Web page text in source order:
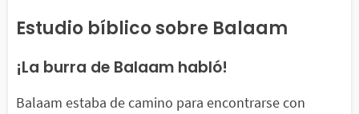
Estudio bíblico sobre Balaam
¡La burra de Balaam habló!
Balaam estaba de camino para encontrarse con